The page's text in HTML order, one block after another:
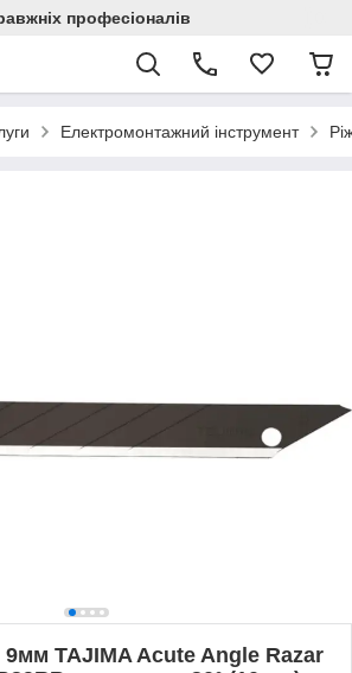
професіоналів
Електромонтажний інструмент
9мм TAJIMA Acute Angle Razar